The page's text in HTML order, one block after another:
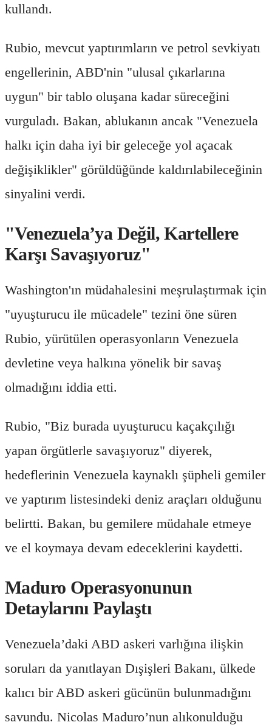
kullandı.
Rubio, mevcut yaptırımların ve petrol sevkiyatı
engellerinin, ABD'nin "ulusal çıkarlarına
uygun" bir tablo oluşana kadar süreceğini
vurguladı. Bakan, ablukanın ancak "Venezuela
halkı için daha iyi bir geleceğe yol açacak
değişiklikler" görüldüğünde kaldırılabileceğinin
sinyalini verdi.
"Venezuela’ya Değil, Kartellere
Karşı Savaşıyoruz"
Washington'ın müdahalesini meşrulaştırmak için
"uyuşturucu ile mücadele" tezini öne süren
Rubio, yürütülen operasyonların Venezuela
devletine veya halkına yönelik bir savaş
olmadığını iddia etti.
Rubio, "Biz burada uyuşturucu kaçakçılığı
yapan örgütlerle savaşıyoruz" diyerek,
hedeflerinin Venezuela kaynaklı şüpheli gemiler
ve yaptırım listesindeki deniz araçları olduğunu
belirtti. Bakan, bu gemilere müdahale etmeye
ve el koymaya devam edeceklerini kaydetti.
Maduro Operasyonunun
Detaylarını Paylaştı
Venezuela’daki ABD askeri varlığına ilişkin
soruları da yanıtlayan Dışişleri Bakanı, ülkede
kalıcı bir ABD askeri gücünün bulunmadığını
savundu. Nicolas Maduro’nun alıkonulduğu